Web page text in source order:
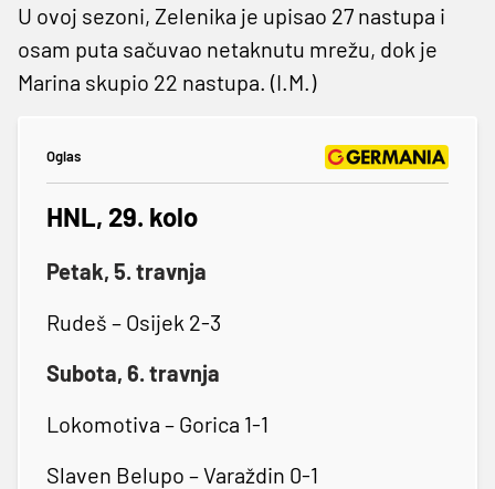
U ovoj sezoni, Zelenika je upisao 27 nastupa i
osam puta sačuvao netaknutu mrežu, dok je
Marina skupio 22 nastupa. (I.M.)
Oglas
HNL, 29. kolo
Petak, 5. travnja
Rudeš – Osijek 2-3
Subota, 6. travnja
Lokomotiva – Gorica 1-1
Slaven Belupo – Varaždin 0-1